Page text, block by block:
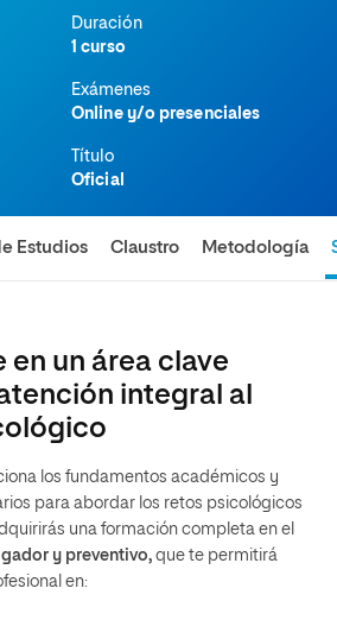
Duración
1 curso
Exámenes
Online y/o presenciales
Título
Oficial
Estudios Claustro Metodología
en un área clave
integral al
los fundamentos académicos y
para abordar los retos psicológicos
una formación completa en el
y preventivo, que te permitirá
en: